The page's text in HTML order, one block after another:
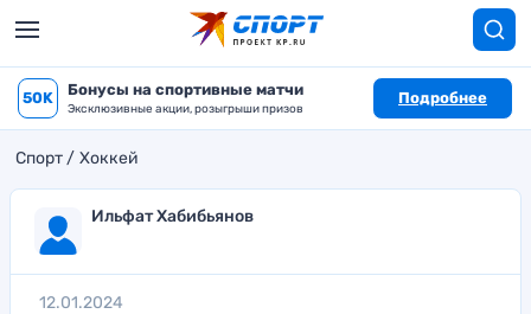
50K Бонусы на спортивные матчи
Эксклюзивные акции, розыгрыши призов
Подробнее
Спорт Хоккей
Ильфат Хабибьянов
12.01.2024